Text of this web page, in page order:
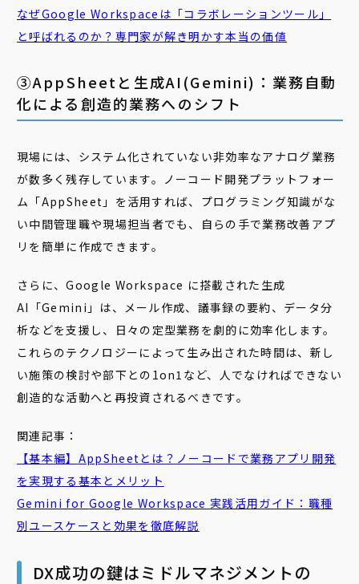
なぜGoogle Workspaceは「コラボレーションツール」
と呼ばれるのか？専門家が解き明かす本当の価値
③AppSheetと生成AI(Gemini)：業務自動
化による創造的業務へのシフト
現場には、システム化されていない非効率なアナログ業務
が数多く残存しています。ノーコード開発プラットフォー
ム「AppSheet」を活用すれば、プログラミング知識がな
い中間管理職や現場担当者でも、自らの手で業務改善アプ
リを簡単に作成できます。
さらに、Google Workspace に搭載された生成
AI「Gemini」は、メール作成、議事録の要約、データ分
析などを支援し、日々の定型業務を劇的に効率化します。
これらのテクノロジーによって生み出された時間は、新し
い施策の検討や部下との1on1など、人でなければできない
創造的な活動へと再投資されるべきです。
関連記事：
【基本編】 AppSheetとは？ノーコードで業務アプリ開発
を実現する基本とメリット
Gemini for Google Workspace 実践活用ガイド：職種
別ユースケースと効果を徹底解説
DX成功の鍵はミドルマネジメントの